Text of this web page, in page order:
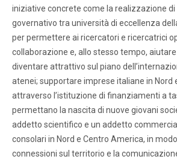
iniziative concrete come la realizzazione di
governativo tra università di eccellenza
per permettere ai ricercatori e ricercatrici
collaborazione e, allo stesso tempo,
diventare attrattivo sul piano
atenei; supportare imprese italiane in Nord
attraverso l’istituzione di finanziamenti a
permettano la nascita di nuove giovani
addetto scientifico e un addetto
consolari in Nord e Centro America, in
connessioni sul territorio e la